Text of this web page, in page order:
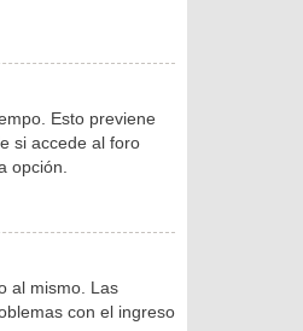
Esto previene
si accede al foro
opción.
al mismo. Las
con el ingreso